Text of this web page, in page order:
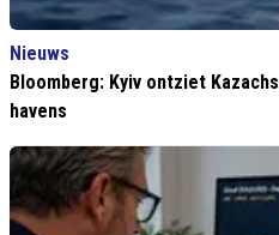
Nieuws
Bloomberg: Kyiv ontziet
havens